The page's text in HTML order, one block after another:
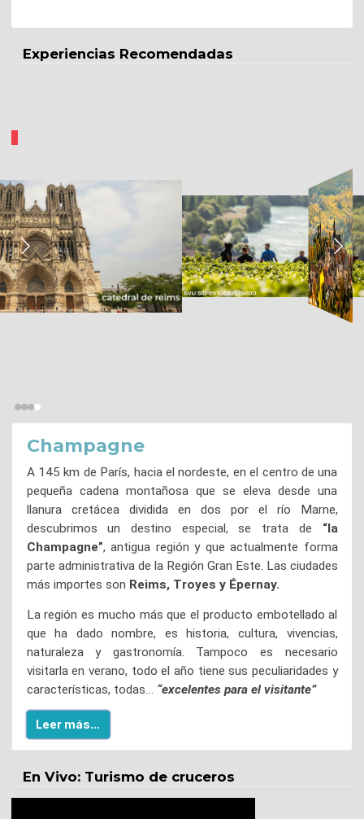
Experiencias Recomendadas
Champagne
A 145 km de París, hacia el nordeste, en el centro de una
pequeña cadena montañosa que se eleva desde una
llanura cretácea dividida en dos por el río Marne,
descubrimos un destino especial, se trata de “la
Champagne”, antigua región y que actualmente forma
parte administrativa de la Región Gran Este. Las ciudades
más importes son Reims, Troyes y Épernay.
La región es mucho más que el producto embotellado al
que ha dado nombre, es historia, cultura, vivencias,
naturaleza y gastronomía. Tampoco es necesario
visitarla en verano, todo el año tiene sus peculiaridades y
características, todas… “excelentes para el visitante”
Leer más...
En Vivo: Turismo de cruceros